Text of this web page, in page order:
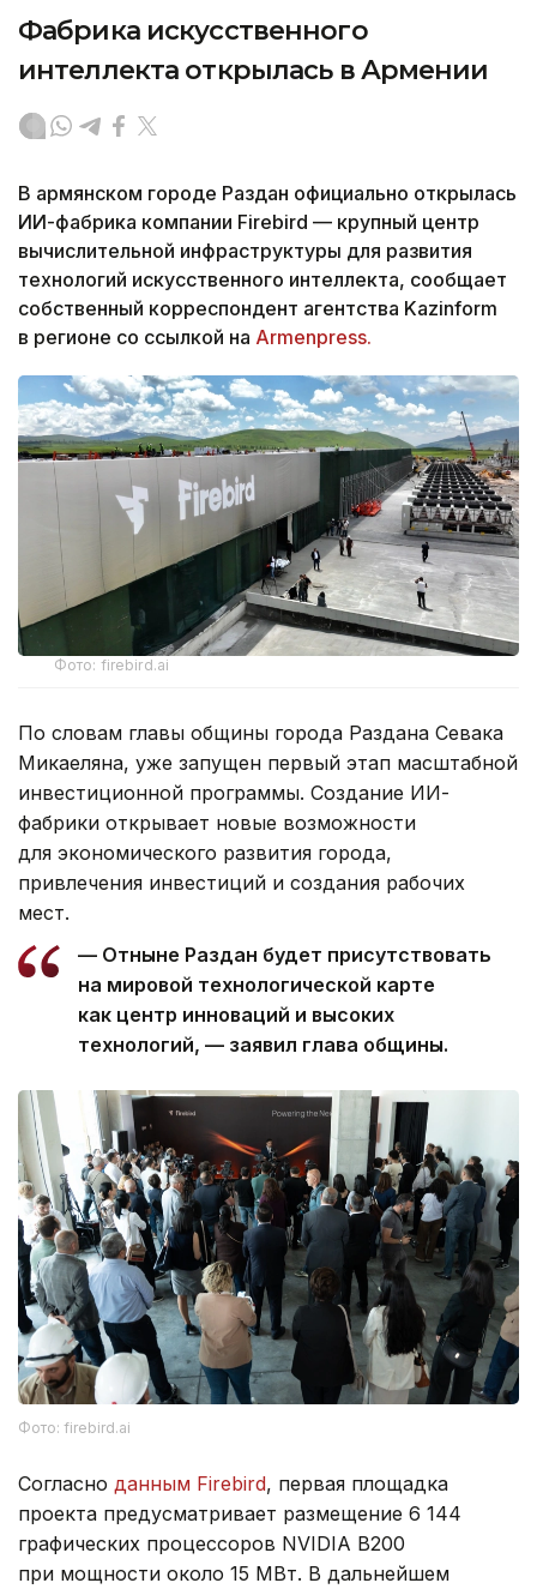
Фабрика искусственного
интеллекта открылась в Армении
В армянском городе Раздан официально открылась
ИИ-фабрика компании Firebird — крупный центр
вычислительной инфраструктуры для развития
технологий искусственного интеллекта, сообщает
собственный корреспондент агентства Kazinform
в регионе со ссылкой на Armenpress.
Фото: firebird.ai
По словам главы общины города Раздана Севака
Микаеляна, уже запущен первый этап масштабной
инвестиционной программы. Создание ИИ-
фабрики открывает новые возможности
для экономического развития города,
привлечения инвестиций и создания рабочих
мест.
— Отныне Раздан будет присутствовать
на мировой технологической карте
как центр инноваций и высоких
технологий, — заявил глава общины.
Фото: firebird.ai
Согласно данным Firebird, первая площадка
проекта предусматривает размещение 6 144
графических процессоров NVIDIA B200
при мощности около 15 МВт. В дальнейшем